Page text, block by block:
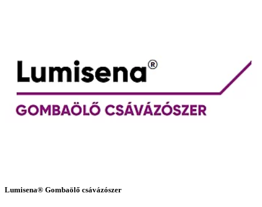
Lumisena® Gombaölő csávázószer